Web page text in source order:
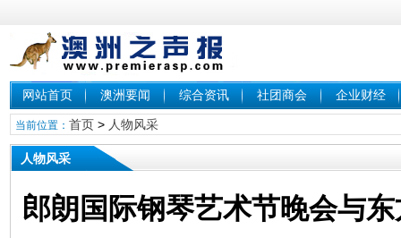
网站首页 澳洲要闻 综合资讯 社团商会 企业财经
当前位置： 首页> 人物风采
人物风采
郎朗国际钢琴艺术节晚会与